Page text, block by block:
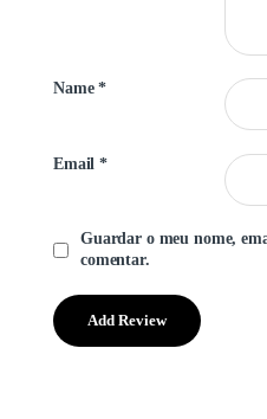
Name*
Email*
Guardar o meu nome,
comentar.